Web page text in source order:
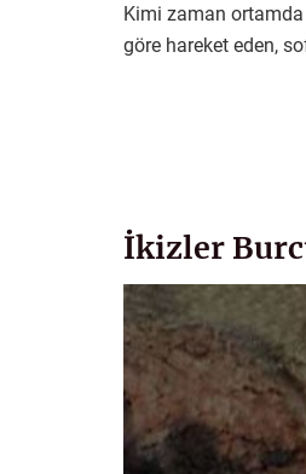
Kimi zaman
göre hareket eden,
İkizler